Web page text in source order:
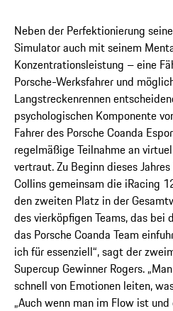
Neben der Perfektionierung
Simulator auch mit seinem
Konzentrationsleistung – eine
Porsche-Werksfahrer und
Langstreckenrennen
psychologischen Komponente
Fahrer des Porsche Coanda
regelmäßige Teilnahme an
vertraut. Zu Beginn dieses
Collins gemeinsam die iRacing
den zweiten Platz in der
des vierköpfigen Teams, das bei
das Porsche Coanda Team
ich für essenziell“, sagt der
Supercup Gewinner Rogers.
schnell von Emotionen leiten,
„Auch wenn man im Flow ist